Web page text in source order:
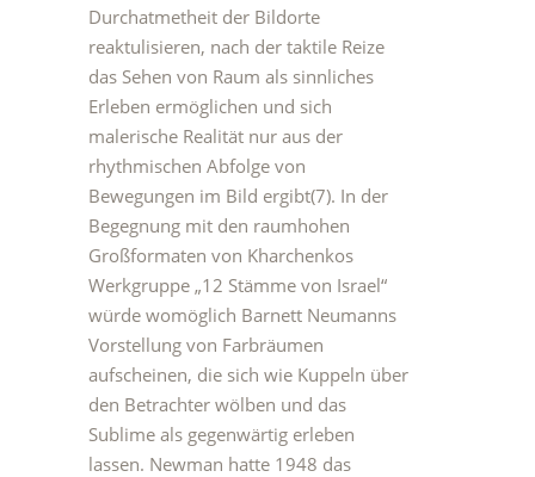
Durchatmetheit der Bildorte
reaktulisieren, nach der taktile Reize
das Sehen von Raum als sinnliches
Erleben ermöglichen und sich
malerische Realität nur aus der
rhythmischen Abfolge von
Bewegungen im Bild ergibt(7). In der
Begegnung mit den raumhohen
Großformaten von Kharchenkos
Werkgruppe „12 Stämme von Israel“
würde womöglich Barnett Neumanns
Vorstellung von Farbräumen
aufscheinen, die sich wie Kuppeln über
den Betrachter wölben und das
Sublime als gegenwärtig erleben
lassen. Newman hatte 1948 das